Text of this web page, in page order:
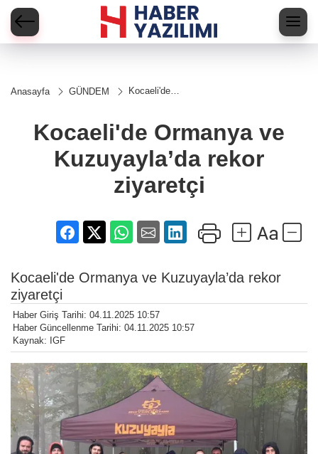
Anasayfa GÜNDEM
Kocaeli'de
rekor
ziyaretçi
Kocaeli'de Ormanya ve
Kuzuyayla’da rekor
ziyaretçi
Kocaeli'de Ormanya ve Kuzuyayla’da rekor
ziyaretçi
Haber Giriş Tarihi: 04.11.2025 10:57
Haber Güncellenme Tarihi: 04.11.2025 10:57
Kaynak: IGF